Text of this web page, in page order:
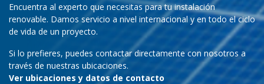
Encuentra al experto que necesitas para tu instalación
renovable. Damos servicio a nivel internacional y en todo el ciclo
de vida de un proyecto.
Si lo prefieres, puedes contactar directamente con nosotros a
través de nuestras ubicaciones.
Ver ubicaciones y datos de contacto